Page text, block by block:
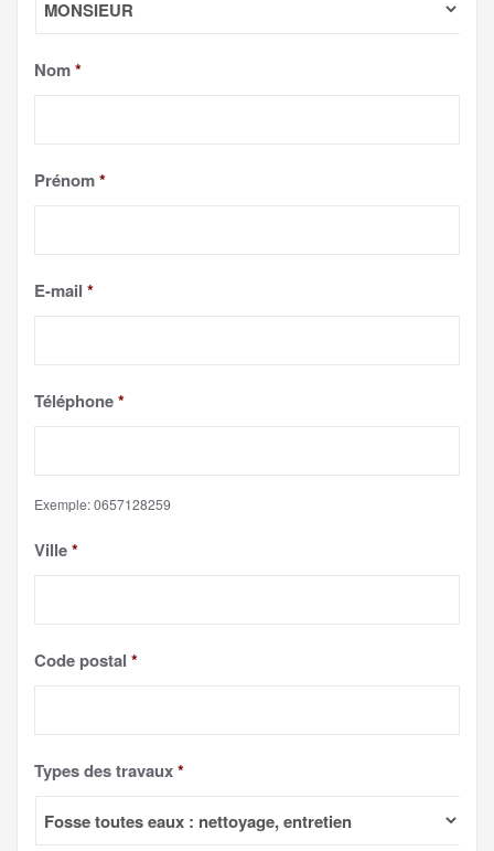
Nom*
Prénom*
E-mail *
Téléphone*
Exemple: 0657128259
Ville*
Code postal *
Types des travaux*